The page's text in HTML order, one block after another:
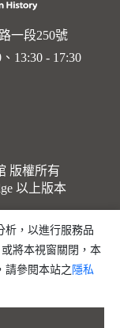
一段250號
13:30 - 17:30
版權所有
以上版本
析，以進行服務品
將本視窗關閉，本
請參閱本站之 隱私